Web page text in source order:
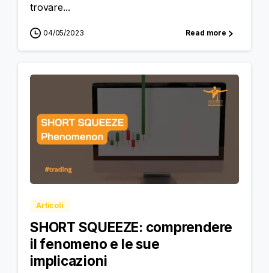
trovare...
04/05/2023 Read more
Articoli
SHORT SQUEEZE: comprendere
il fenomeno e le sue
implicazioni